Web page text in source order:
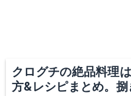
クログチの絶品料理
方&レシピまとめ。捌